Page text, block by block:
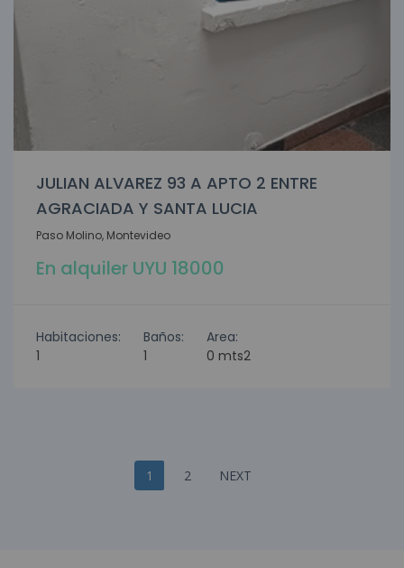
JULIAN ALVAREZ 93 A APTO 2 ENTRE
AGRACIADA Y SANTA LUCIA
Paso Molino, Montevideo
En alquiler UYU 18000
Habitaciones:
1
Baños:
1
Area:
0 mts2
1 2 NEXT